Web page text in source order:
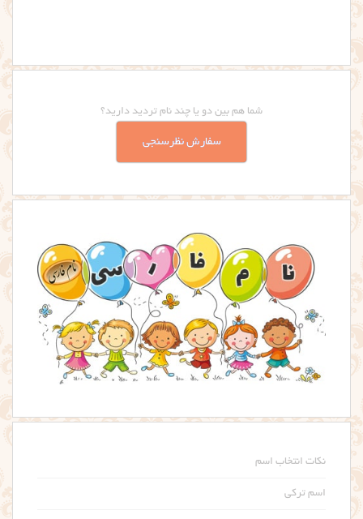
شما هم بین دو یا چند نام تردید دارید؟
سفارش نظرسنجی
نکات انتخاب اسم
اسم ترکی